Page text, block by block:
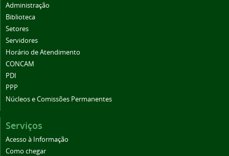
Administração
Biblioteca
Setores
Servidores
Horário de Atendimento
CONCAM
PDI
PPP
Núcleos e Comissões Permanentes
Serviços
Acesso à Informação
Como chegar